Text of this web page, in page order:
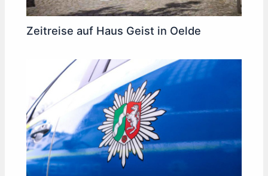
Zeitreise auf Haus Geist in Oelde